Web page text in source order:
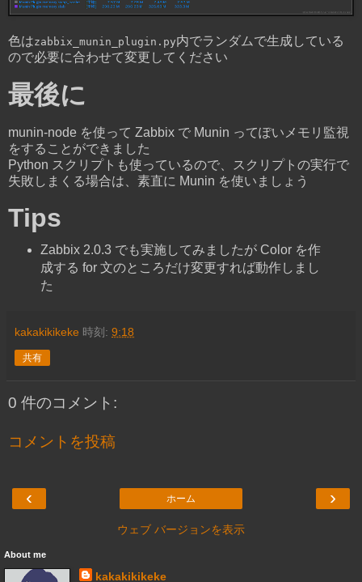
色はzabbix_munin_plugin.py内でランダムで生成している
ので必要に合わせて変更してください
最後に
munin-node を使って Zabbix で Munin ってぽいメモリ監視
をすることができました
Python スクリプトも使っているので、スクリプトの実行で
失敗しまくる場合は、素直に Munin を使いましょう
Tips
Zabbix 2.0.3 でも実施してみましたが Color を作
成する for 文のところだけ変更すれば動作しまし
た
kakakikikeke 時刻: 9:18
共有
0 件のコメント:
コメントを投稿
‹ ›
ホーム
ウェブ バージョンを表示
About me
kakakikikeke